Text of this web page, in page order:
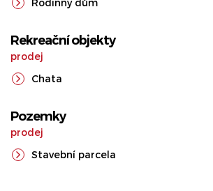
Rodinný dům
Rekreační objekty
prodej
Chata
Pozemky
prodej
Stavební parcela